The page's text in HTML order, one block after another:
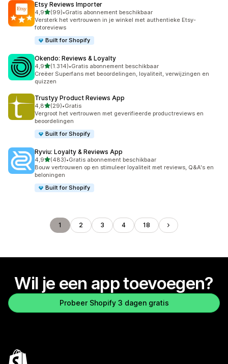
Etsy Reviews Importer
4,9van 5 sterren
(99)
99 recensies in totaal
•Gratis abonnement beschikbaar
Versterk het vertrouwen in je winkel met authentieke Etsy-
fotoreviews
Built for Shopify
Okendo: Reviews & Loyalty
4,9van 5 sterren
(1.314)
1314 recensies in totaal
•Gratis abonnement beschikbaar
Creëer Superfans met beoordelingen, loyaliteit, verwijzingen en
quizzen
Trustyy Product Reviews App
4,8van 5 sterren
(29)
29 recensies in totaal
•Gratis
Vergroot het vertrouwen met geverifieerde productreviews en
beoordelingen
Built for Shopify
Ryviu: Loyalty & Reviews App
4,9van 5 sterren
(483)
483 recensies in totaal
•Gratis abonnement beschikbaar
Bouw vertrouwen op en stimuleer loyaliteit met reviews, Q&A's en
beloningen
Built for Shopify
1 2 3 4 18
Wil je een app toevoegen?
Probeer Shopify 3 dagen gratis